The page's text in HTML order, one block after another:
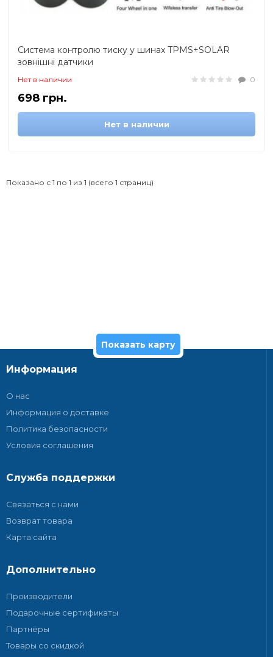
Система контролю тиску у шинах TPMS+SOLAR
зовнішні датчики
Нет в наличии 0
698 грн.
Нет в наличии
Показано с 1 по 1 из 1 (всего 1 страниц)
Показать карту
Информация
О нас
Информация о доставке
Политика безопасности
Условия соглашения
Служба поддержки
Связаться с нами
Возврат товара
Карта сайта
Дополнительно
Производители
Подарочные сертификаты
Партнёры
Товары со скидкой